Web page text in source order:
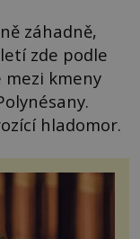
záhadně,
zde podle
mezi kmeny
hladomor.